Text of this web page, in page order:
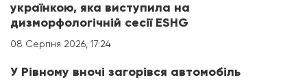
українкою, яка виступила на
дизморфологічній сесії ESHG
08 Серпня 2026, 17:24
У Рівному вночі загорівся автомобіль